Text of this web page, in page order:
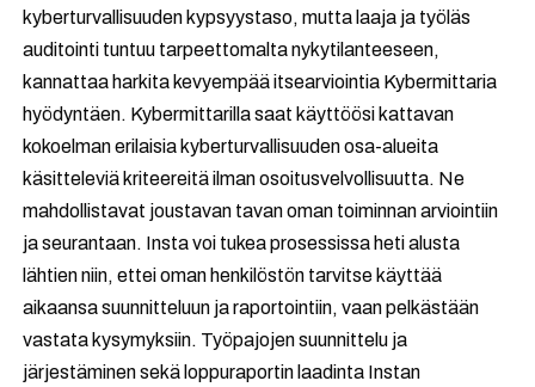
kyberturvallisuuden kypsyystaso, mutta laaja ja työläs
auditointi tuntuu tarpeettomalta nykytilanteeseen,
kannattaa harkita kevyempää itsearviointia Kybermittaria
hyödyntäen. Kybermittarilla saat käyttöösi kattavan
kokoelman erilaisia kyberturvallisuuden osa-alueita
käsitteleviä kriteereitä ilman osoitusvelvollisuutta. Ne
mahdollistavat joustavan tavan oman toiminnan arviointiin
ja seurantaan. Insta voi tukea prosessissa heti alusta
lähtien niin, ettei oman henkilöstön tarvitse käyttää
aikaansa suunnitteluun ja raportointiin, vaan pelkästään
vastata kysymyksiin. Työpajojen suunnittelu ja
järjestäminen sekä loppuraportin laadinta Instan